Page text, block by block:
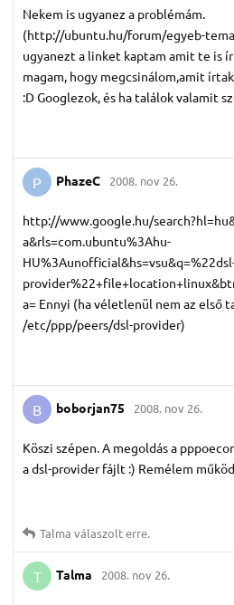
Nekem is ugyanez a problémám.
(http://ubuntu.hu/forum/egyeb-
ugyanezt a linket kaptam amit te is
magam, hogy megcsinálom,amit
:D Googlezok, és ha találok valamit
P PhazeC 2008. nov 26.
http://www.google.hu/
a&rls=com.ubuntu%3Ahu-
a= Ennyi (ha véletlenül nem az első
/etc/ppp/peers/dsl-provider)
B boborjan75 2008. nov 26.
Köszi szépen. A megoldás a
a dsl-provider fájlt :) Remélem
Talma válaszolt erre.
T Talma 2008. nov 26.